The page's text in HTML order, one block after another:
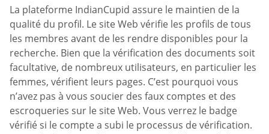
La plateforme IndianCupid assure le maintien de la
qualité du profil. Le site Web vérifie les profils de tous
les membres avant de les rendre disponibles pour la
recherche. Bien que la vérification des documents soit
facultative, de nombreux utilisateurs, en particulier les
femmes, vérifient leurs pages. C’est pourquoi vous
n’avez pas à vous soucier des faux comptes et des
escroqueries sur le site Web. Vous verrez le badge
vérifié si le compte a subi le processus de vérification.